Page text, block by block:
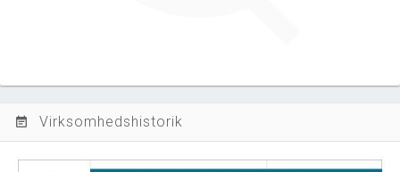
event_note Virksomhedshistorik